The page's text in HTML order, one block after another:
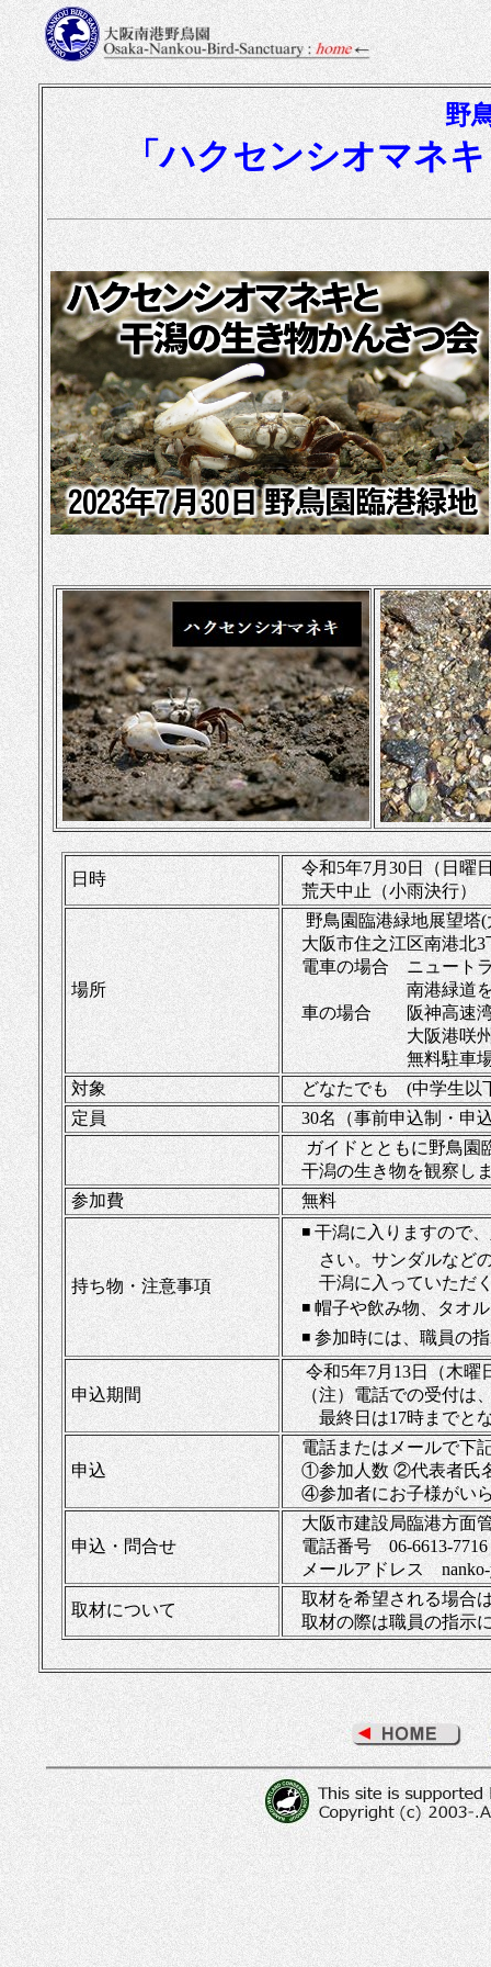
野
「ハクセンシオマネ
日時
令和5年7月30日（日曜
荒天中⽌（⼩⾬決⾏）
場所
野鳥園臨港緑地展望塔(
大阪市住之江区南港北3
電車の場合 ニュートラ
南港緑道を西に
車の場合 阪神高速湾
大阪港咲州トンネ
無料駐車場（約
対象
どなたでも (中学生以
定員
30名（事前申込制・申
ガイドとともに野⿃園
⼲潟の⽣き物を観察し
参加費
無料
持ち物・注意事項
◾ ⼲潟に⼊りますので
さい。サンダルなどの
⼲潟に⼊っていただく
◾ 帽⼦や飲み物、タオ
◾ 参加時には、職員の
申込期間
令和5年7⽉13⽇（木曜
（注）電話での受付は
最終⽇は17時までとな
申込
電話またはメールで下
①参加人数 ②代表者氏
④参加者にお子様がいら
申込・問合せ
大阪市建設局臨港方
電話番号 06-6613-7716
メールアドレス nanko-
取材について
取材を希望される場合
取材の際は職員の指⽰